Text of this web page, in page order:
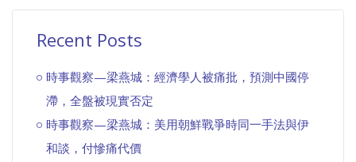
Recent Posts
時事觀察—梁燕城：經濟學人被痛批，預測中國停
滯，全盤被現實否定
時事觀察—梁燕城：美用朝鮮戰爭時同一手法與伊
和談，付慘痛代價